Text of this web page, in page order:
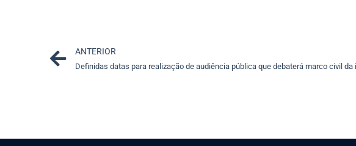
Prev
ANTERIOR
Definidas datas para realização de audiência pública que debaterá marco civil da